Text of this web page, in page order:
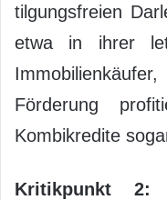
tilgungsfreien
etwa in ihrer
Förderung
Kombikredite
Kritikpunkt